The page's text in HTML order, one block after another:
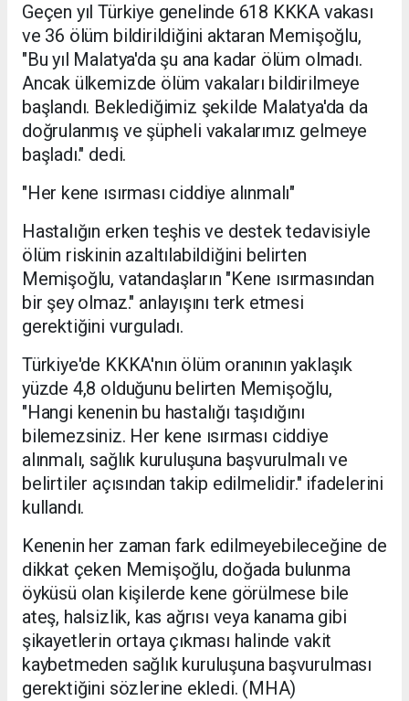
Geçen yıl Türkiye genelinde 618 KKKA vakası
ve 36 ölüm bildirildiğini aktaran Memişoğlu,
"Bu yıl Malatya'da şu ana kadar ölüm olmadı.
Ancak ülkemizde ölüm vakaları bildirilmeye
başlandı. Beklediğimiz şekilde Malatya'da da
doğrulanmış ve şüpheli vakalarımız gelmeye
başladı." dedi.
"Her kene ısırması ciddiye alınmalı"
Hastalığın erken teşhis ve destek tedavisiyle
ölüm riskinin azaltılabildiğini belirten
Memişoğlu, vatandaşların "Kene ısırmasından
bir şey olmaz." anlayışını terk etmesi
gerektiğini vurguladı.
Türkiye'de KKKA'nın ölüm oranının yaklaşık
yüzde 4,8 olduğunu belirten Memişoğlu,
"Hangi kenenin bu hastalığı taşıdığını
bilemezsiniz. Her kene ısırması ciddiye
alınmalı, sağlık kuruluşuna başvurulmalı ve
belirtiler açısından takip edilmelidir." ifadelerini
kullandı.
Kenenin her zaman fark edilmeyebileceğine de
dikkat çeken Memişoğlu, doğada bulunma
öyküsü olan kişilerde kene görülmese bile
ateş, halsizlik, kas ağrısı veya kanama gibi
şikayetlerin ortaya çıkması halinde vakit
kaybetmeden sağlık kuruluşuna başvurulması
gerektiğini sözlerine ekledi. (MHA)